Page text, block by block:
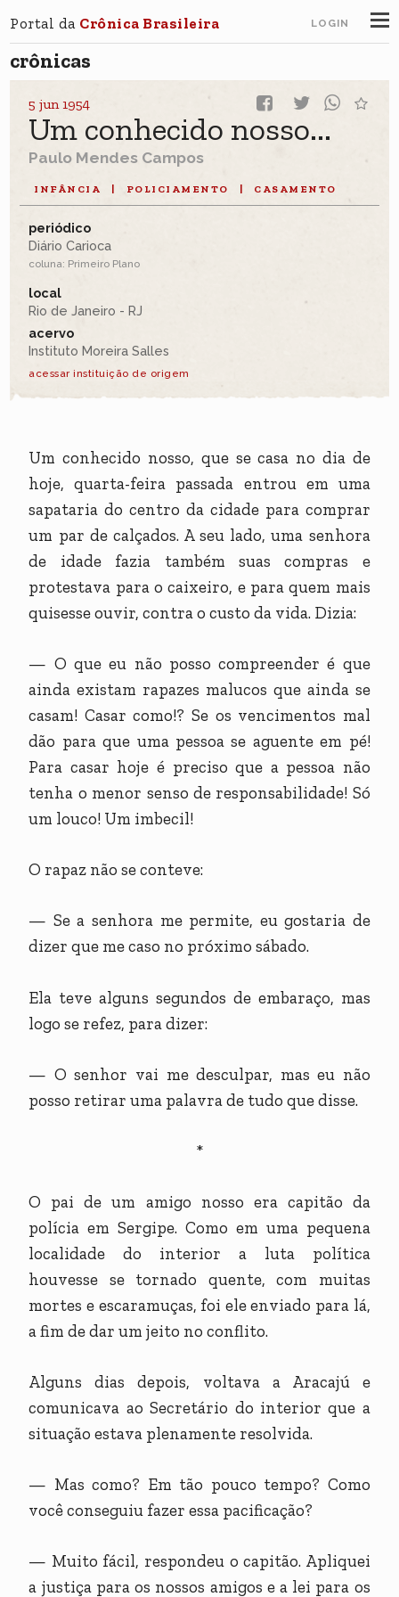
Portal da Crônica Brasileira LOGIN
crônicas
5 jun 1954
Um conhecido nosso...
Paulo Mendes Campos
INFÂNCIA POLICIAMENTO CASAMENTO
periódico
Diário Carioca
coluna: Primeiro Plano
local
Rio de Janeiro - RJ
acervo
Instituto Moreira Salles
acessar instituição de origem
Um conhecido nosso, que se casa no dia de
hoje, quarta-feira passada entrou em uma
sapataria do centro da cidade para comprar
um par de calçados. A seu lado, uma senhora
de idade fazia também suas compras e
protestava para o caixeiro, e para quem mais
quisesse ouvir, contra o custo da vida. Dizia:
— O que eu não posso compreender é que
ainda existam rapazes malucos que ainda se
casam! Casar como!? Se os vencimentos mal
dão para que uma pessoa se aguente em pé!
Para casar hoje é preciso que a pessoa não
tenha o menor senso de responsabilidade! Só
um louco! Um imbecil!
O rapaz não se conteve:
— Se a senhora me permite, eu gostaria de
dizer que me caso no próximo sábado.
Ela teve alguns segundos de embaraço, mas
logo se refez, para dizer:
— O senhor vai me desculpar, mas eu não
posso retirar uma palavra de tudo que disse.
*
O pai de um amigo nosso era capitão da
polícia em Sergipe. Como em uma pequena
localidade do interior a luta política
houvesse se tornado quente, com muitas
mortes e escaramuças, foi ele enviado para lá,
a fim de dar um jeito no conflito.
Alguns dias depois, voltava a Aracajú e
comunicava ao Secretário do interior que a
situação estava plenamente resolvida.
— Mas como? Em tão pouco tempo? Como
você conseguiu fazer essa pacificação?
— Muito fácil, respondeu o capitão. Apliquei
a justiça para os nossos amigos e a lei para os